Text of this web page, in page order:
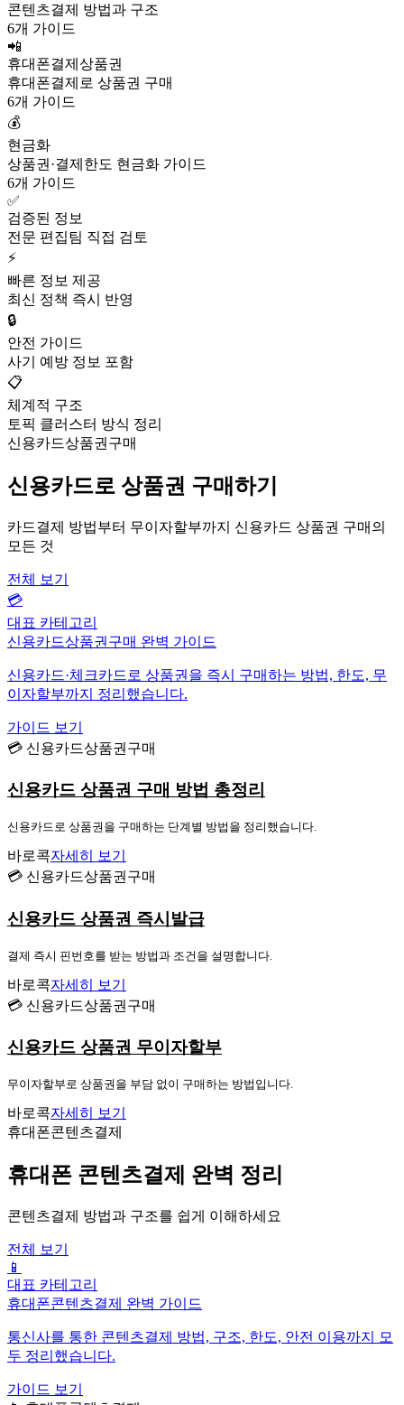
콘텐츠결제 방법과 구조
6개 가이드
📲
휴대폰결제상품권
휴대폰결제로 상품권 구매
6개 가이드
💰
현금화
상품권·결제한도 현금화 가이드
6개 가이드
✅
검증된 정보
전문 편집팀 직접 검토
⚡
빠른 정보 제공
최신 정책 즉시 반영
🔒
안전 가이드
사기 예방 정보 포함
📋
체계적 구조
토픽 클러스터 방식 정리
신용카드상품권구매
신용카드로 상품권 구매하기
카드결제 방법부터 무이자할부까지 신용카드 상품권 구매의
모든 것
전체 보기
💳
대표 카테고리
신용카드상품권구매 완벽 가이드
신용카드·체크카드로 상품권을 즉시 구매하는 방법, 한도, 무
이자할부까지 정리했습니다.
가이드 보기
💳 신용카드상품권구매
신용카드 상품권 구매 방법 총정리
신용카드로 상품권을 구매하는 단계별 방법을 정리했습니다.
바로콕자세히 보기
💳 신용카드상품권구매
신용카드 상품권 즉시발급
결제 즉시 핀번호를 받는 방법과 조건을 설명합니다.
바로콕자세히 보기
💳 신용카드상품권구매
신용카드 상품권 무이자할부
무이자할부로 상품권을 부담 없이 구매하는 방법입니다.
바로콕자세히 보기
휴대폰콘텐츠결제
휴대폰 콘텐츠결제 완벽 정리
콘텐츠결제 방법과 구조를 쉽게 이해하세요
전체 보기
📱
대표 카테고리
휴대폰콘텐츠결제 완벽 가이드
통신사를 통한 콘텐츠결제 방법, 구조, 한도, 안전 이용까지 모
두 정리했습니다.
가이드 보기